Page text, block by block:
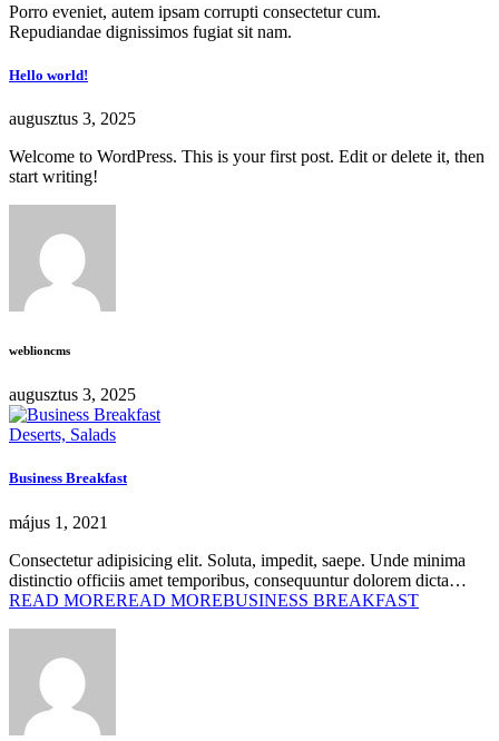
Porro eveniet, autem ipsam corrupti consectetur cum.
Repudiandae dignissimos fugiat sit nam.
Hello world!
augusztus 3, 2025
Welcome to WordPress. This is your first post. Edit or delete it, then
start writing!
weblioncms
augusztus 3, 2025
Deserts, Salads
Business Breakfast
május 1, 2021
Consectetur adipisicing elit. Soluta, impedit, saepe. Unde minima
distinctio officiis amet temporibus, consequuntur dolorem dicta…
READ MOREREAD MOREBUSINESS BREAKFAST